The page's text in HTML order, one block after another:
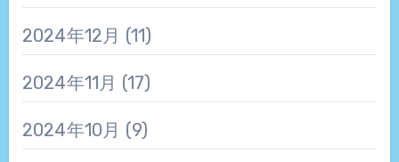
2024年12月 (11)
2024年11月 (17)
2024年10月 (9)